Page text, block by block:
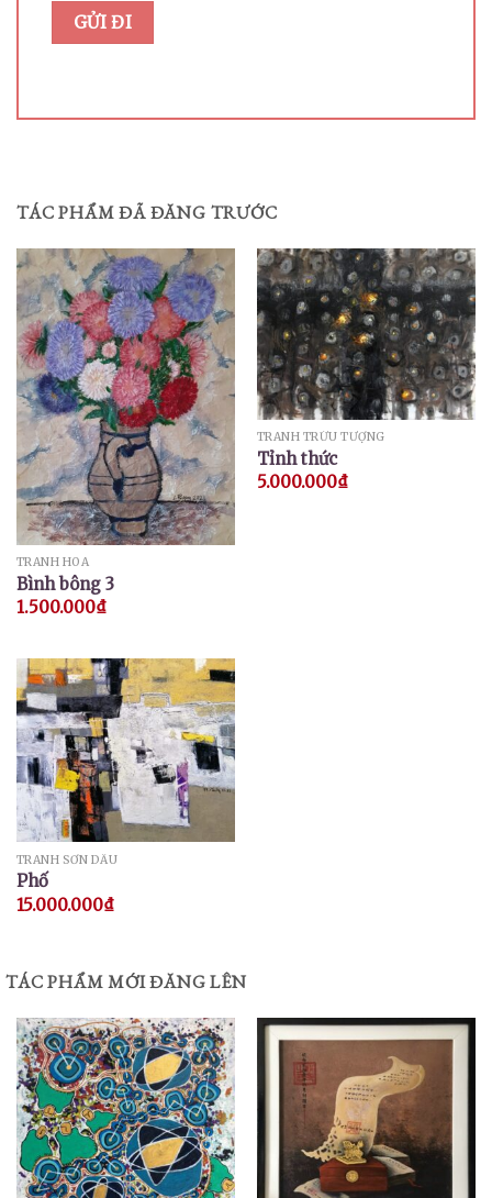
TÁC PHẨM ĐÃ ĐĂNG TRƯỚC
TRANH HOA
Bình bông 3
1.500.000₫
TRANH TRỪU TƯỢNG
Tỉnh thức
5.000.000₫
TRANH SƠN DẦU
Phố
15.000.000₫
TÁC PHẨM MỚI ĐĂNG LÊN